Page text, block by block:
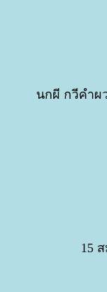
นกผี กวีคำผ
15